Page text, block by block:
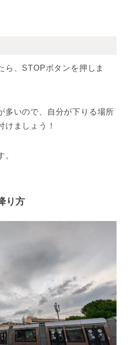
ら、STOPボタンを押しま
多いので、自分が下りる場所
けましょう！
。
り方